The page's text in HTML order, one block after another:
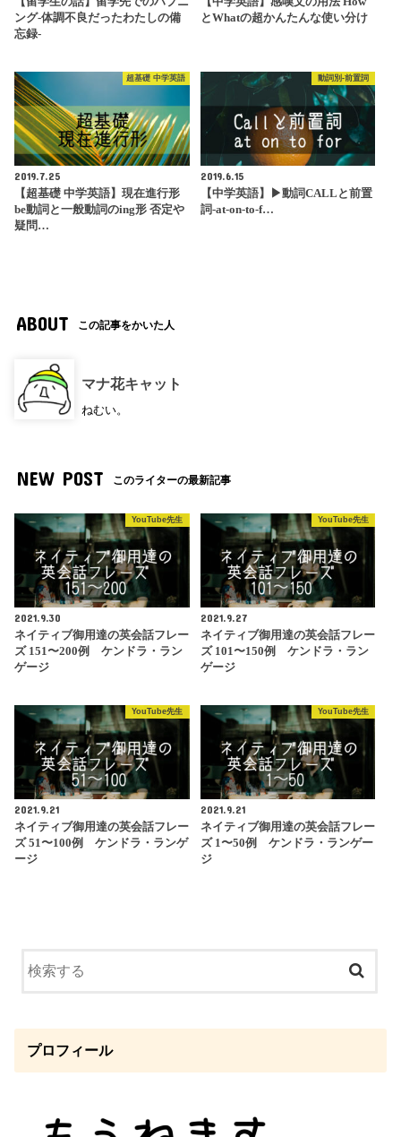
ング-体調不良だったわたしの備
忘録-
とWhatの超かんたんな使い分け
超基礎 中学英語
2019.7.25
【超基礎 中学英語】現在進行形
be動詞と一般動詞のing形 否定や
疑問…
動詞別-前置詞
2019.6.15
【中学英語】▶︎動詞CALLと前置
詞-at-on-to-f…
ABOUT この記事をかいた人
マナ花キャット
ねむい。
NEW POST このライターの最新記事
YouTube先生
2021.9.30
ネイティブ御用達の英会話フレー
ズ 151〜200例 ケンドラ・ラン
ゲージ
YouTube先生
2021.9.27
ネイティブ御用達の英会話フレー
ズ 101〜150例 ケンドラ・ラン
ゲージ
YouTube先生
2021.9.21
ネイティブ御用達の英会話フレー
ズ 51〜100例 ケンドラ・ランゲ
ージ
YouTube先生
2021.9.21
ネイティブ御用達の英会話フレー
ズ 1〜50例 ケンドラ・ランゲー
ジ
プロフィール